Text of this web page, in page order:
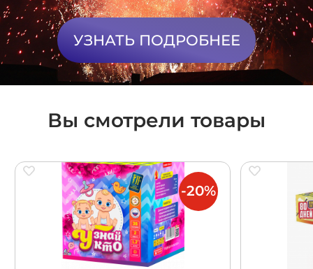
УЗНАТЬ ПОДРОБНЕЕ
Вы смотрели товары
-20%